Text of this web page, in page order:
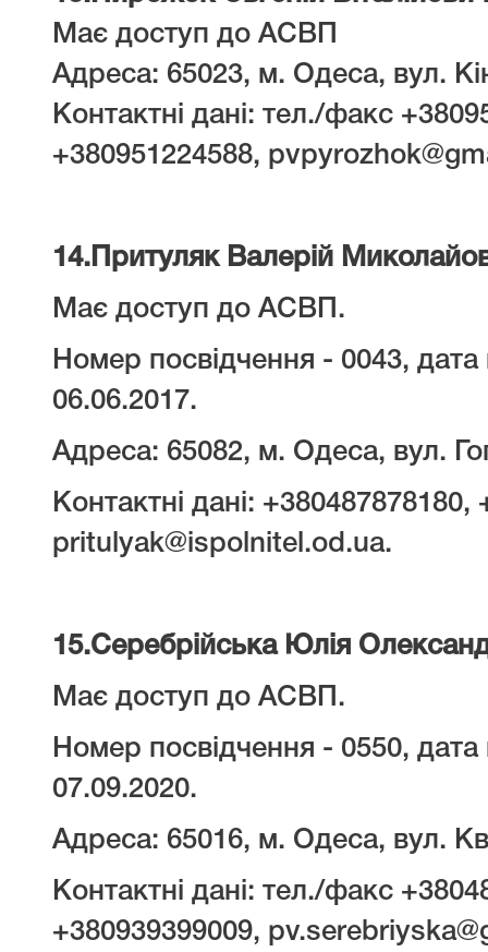
Має доступ до АСВП
Адреса: 65023, м. Одеса, вул.
Контактні дані: тел./факс
+380951224588,
14. Притуляк Валерій
Має доступ до АСВП.
Номер посвідчення - 0043, дата
06.06.2017.
Адреса: 65082, м. Одеса, вул.
Контактні дані: +380487878180,
pritulyak@ispolnitel.od.ua.
15.Серебрійська Юлія
Має доступ до АСВП.
Номер посвідчення - 0550, дата
07.09.2020.
Адреса: 65016, м. Одеса, вул.
Контактні дані: тел./факс
+380939399009,